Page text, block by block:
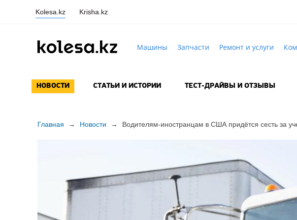
Kolesa.kz Krisha.kz
Машины Запчасти Ремонт и услуги
НОВОСТИ СТАТЬИ И ИСТОРИИ ТЕСТ-ДРАЙВЫ И ОТЗЫВЫ
Главная → Новости → Водителям-иностранцам в США придётся сесть за